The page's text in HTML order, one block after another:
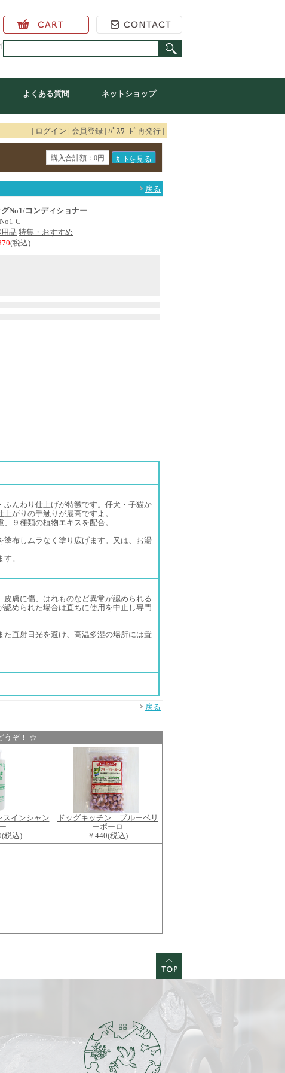
ショップ
よくある質問 ネットショップ
| ログイン | 会員登録 | ﾊﾟｽﾜｰﾄﾞ再発行 |
購入合計額：0円
戻る
グNo1/コンディショナー
C
品 特集・おすすめ
(税込)
んわり仕上げが特徴です。仔犬・子猫か
がりの手触りが最高ですよ。
９種類の植物エキスを配合。
塗布しムラなく塗り広げます。又は、お湯
。
膚に傷、はれものなど異常が認められる
められた場合は直ちに使用を中止し専門
直射日光を避け、高温多湿の場所には置
戻る
うぞ！ ☆
スインシャン
(税込)
ドッグキッチン ブルーベリ
ーボーロ
￥440(税込)